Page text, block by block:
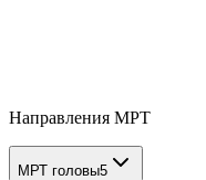
Направления МРТ
МРТ головы5